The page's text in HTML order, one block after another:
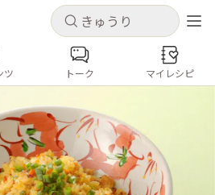
キャンセル
るとレシピを保存できます
新規登録
キャンセル
コンテンツ
トマト
とうもろこし
ツ トーク マイレシピ